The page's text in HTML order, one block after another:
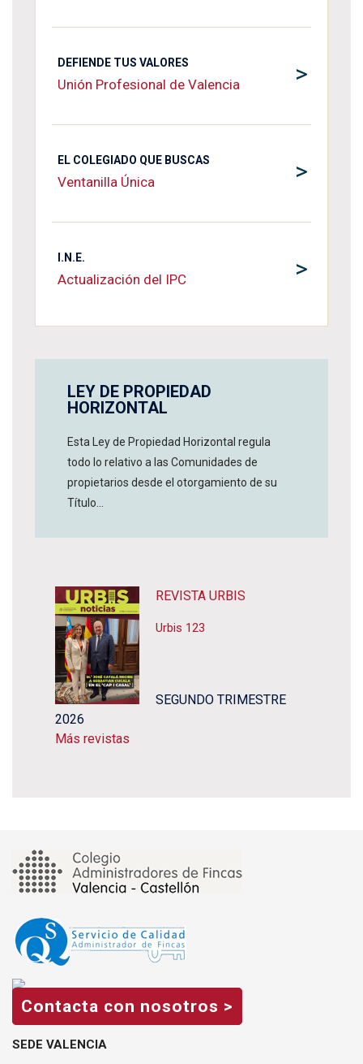
>
DEFIENDE TUS VALORES
Unión Profesional de Valencia
>
EL COLEGIADO QUE BUSCAS
Ventanilla Única
>
I.N.E.
Actualización del IPC
LEY DE PROPIEDAD
HORIZONTAL
Esta Ley de Propiedad Horizontal regula
todo lo relativo a las Comunidades de
propietarios desde el otorgamiento de su
Título...
REVISTA URBIS
Urbis 123
SEGUNDO TRIMESTRE
2026
Más revistas
Contacta con nosotros >
SEDE VALENCIA